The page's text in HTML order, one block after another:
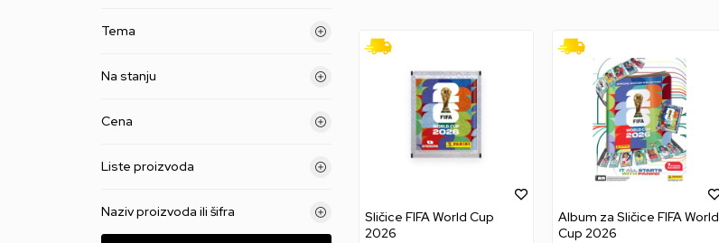
Tema
Na stanju
Cena
Liste proizvoda
Naziv proizvoda ili šifra
Sličice FIFA World Cup
2026
Album za Sličice FIFA World
Cup 2026